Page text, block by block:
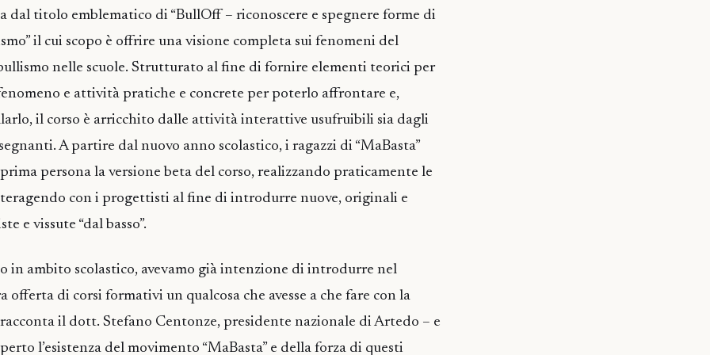
dal titolo emblematico di “BullOff – riconoscere e spegnere forme di
il cui scopo è offrire una visione completa sui fenomeni del
nelle scuole. Strutturato al fine di fornire elementi teorici per
e attività pratiche e concrete per poterlo affrontare e,
il corso è arricchito dalle attività interattive usufruibili sia dagli
A partire dal nuovo anno scolastico, i ragazzi di “MaBasta”
persona la versione beta del corso, realizzando praticamente le
con i progettisti al fine di introdurre nuove, originali e
e vissute “dal basso”.
in ambito scolastico, avevamo già intenzione di introdurre nel
offerta di corsi formativi un qualcosa che avesse a che fare con la
il dott. Stefano Centonze, presidente nazionale di Artedo – e
l’esistenza del movimento “MaBasta” e della forza di questi